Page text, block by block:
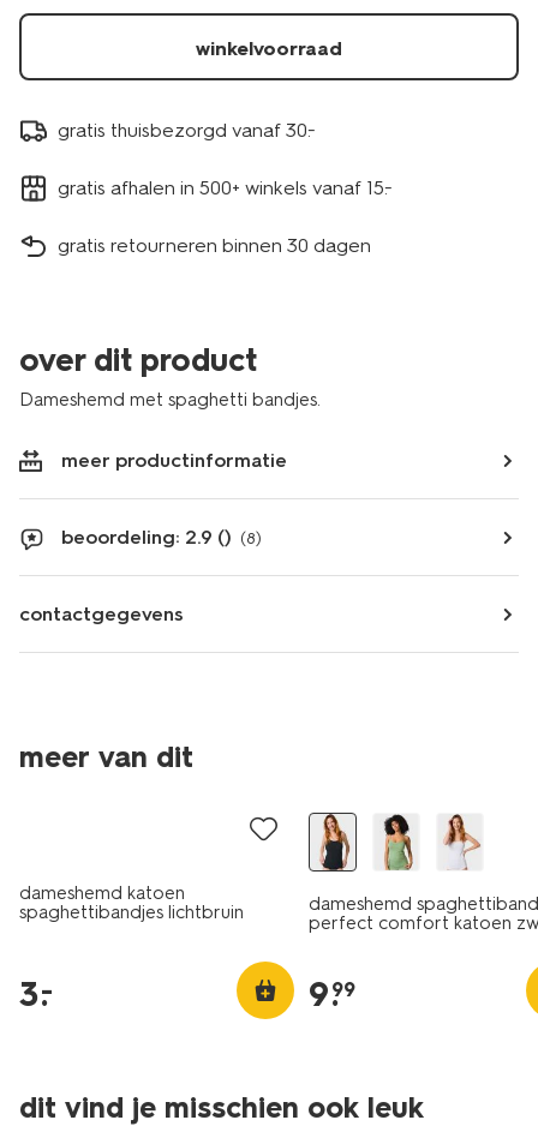
winkelvoorraad
gratis thuisbezorgd vanaf 30.-
gratis afhalen in 500+ winkels vanaf 15.-
gratis retourneren binnen 30 dagen
over dit product
Dameshemd met spaghetti bandjes.
meer productinformatie
beoordeling: 2.9 () (8)
contactgegevens
meer van dit
laag geprijsd
dameshemd katoen
spaghettibandjes lichtbruin
3.
–
dameshemd
perfect comfort katoen
9.
99
dit vind je misschien ook leuk
laag geprijsd